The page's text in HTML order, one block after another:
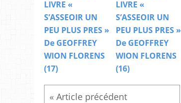
LIVRE «
S’ASSEOIR UN
PEU PLUS PRES »
De GEOFFREY
WION FLORENS
(17)
LIVRE «
S’ASSEOIR UN
PEU PLUS PRES »
De GEOFFREY
WION FLORENS
(16)